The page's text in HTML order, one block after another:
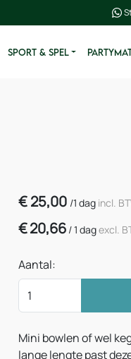
SPORT & SPEL
€25,00 /1 dag incl.
€20,66 /1 dagexcl.
Aantal:
Mini bowlen of wel
lange lengte past